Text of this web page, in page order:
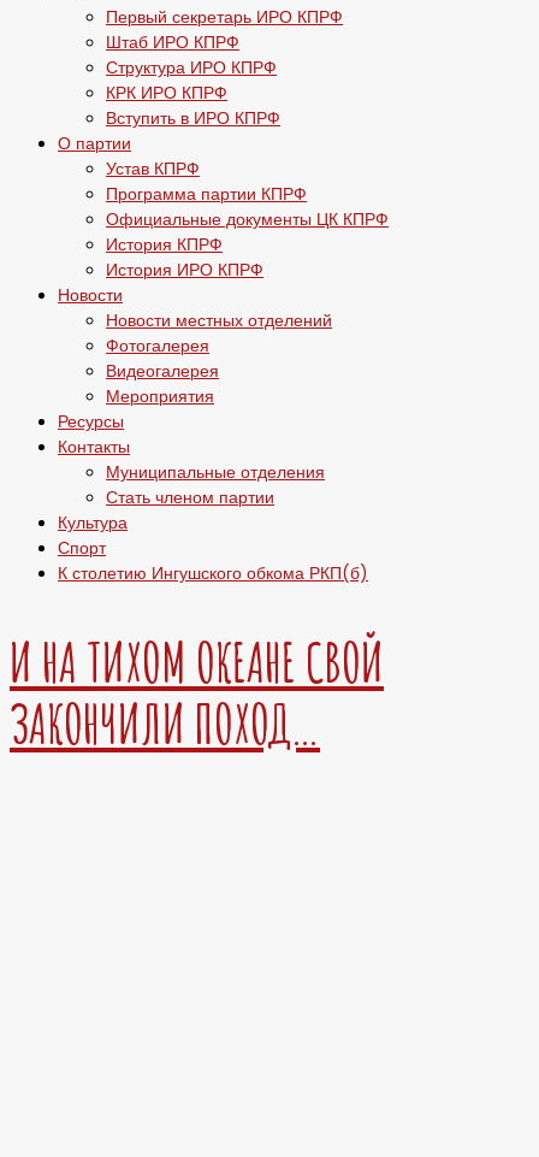
Первый секретарь ИРО КПРФ
Штаб ИРО КПРФ
Структура ИРО КПРФ
КРК ИРО КПРФ
Вступить в ИРО КПРФ
О партии
Устав КПРФ
Программа партии КПРФ
Официальные документы ЦК КПРФ
История КПРФ
История ИРО КПРФ
Новости
Новости местных отделений
Фотогалерея
Видеогалерея
Мероприятия
Ресурсы
Контакты
Муниципальные отделения
Стать членом партии
Культура
Спорт
К столетию Ингушского обкома РКП(б)
И НА ТИХОМ ОКЕАНЕ СВОЙ
ЗАКОНЧИЛИ ПОХОД…